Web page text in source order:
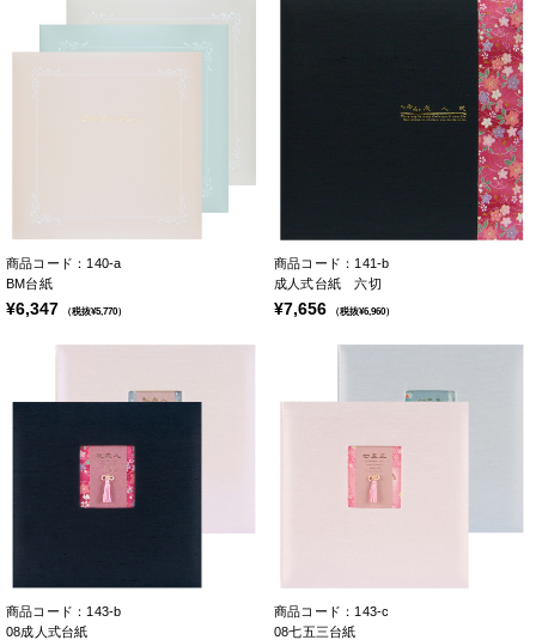
商品コード：140-a
BM台紙
¥6,347 （税抜¥5,770）
商品コード：141-b
成人式台紙 六切
¥7,656 （税抜¥6,960）
商品コード：143-b
08成人式台紙
商品コード：143-c
08七五三台紙